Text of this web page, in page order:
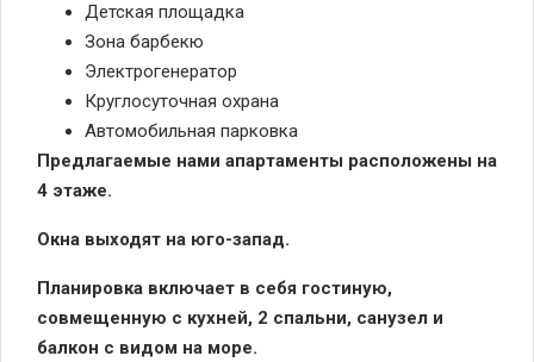
Детская площадка
Зона барбекю
Электрогенератор
Круглосуточная охрана
Автомобильная парковка
Предлагаемые нами апартаменты расположены на
4 этаже.
Окна выходят на юго-запад.
Планировка включает в себя гостиную,
совмещенную с кухней, 2 спальни, санузел и
балкон с видом на море.